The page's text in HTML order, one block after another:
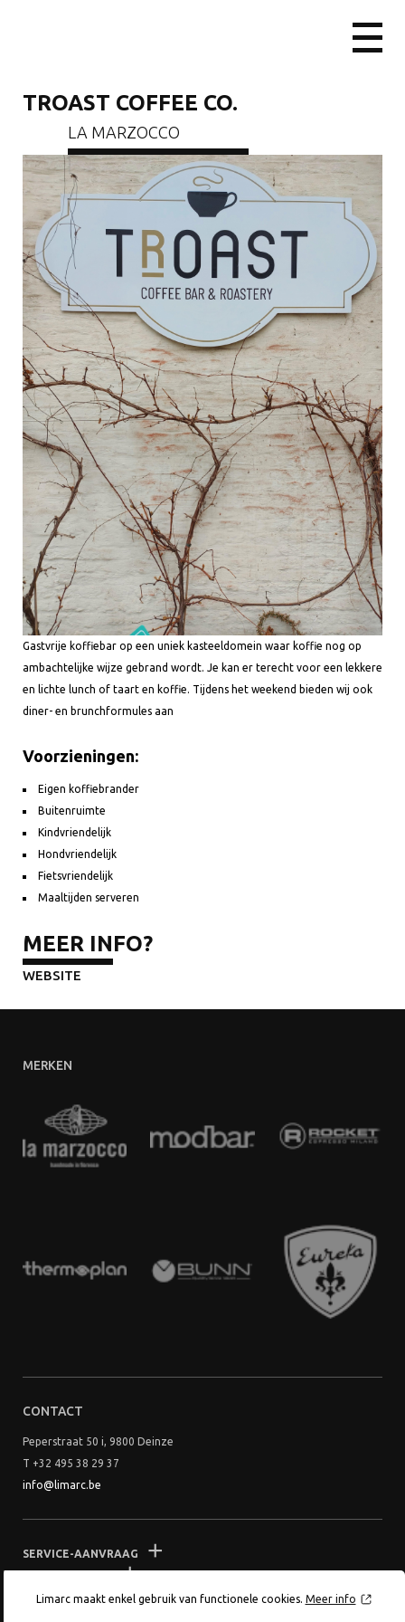
Limarc maakt enkel gebruik van functionele cookies. Meer info
TROAST COFFEE CO.
LA MARZOCCO
Gastvrije koffiebar op een uniek kasteeldomein waar koffie nog op
ambachtelijke wijze gebrand wordt. Je kan er terecht voor een lekkere
en lichte lunch of taart en koffie. Tijdens het weekend bieden wij ook
diner- en brunchformules aan
Voorzieningen:
Eigen koffiebrander
Buitenruimte
Kindvriendelijk
Hondvriendelijk
Fietsvriendelijk
Maaltijden serveren
MEER INFO?
WEBSITE
MERKEN
CONTACT
Peperstraat 50 i, 9800 Deinze
T +32 495 38 29 37
info@limarc.be
SERVICE-AANVRAAG